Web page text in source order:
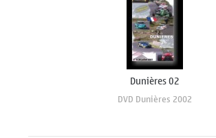
Dunières 02
DVD Dunières 2002